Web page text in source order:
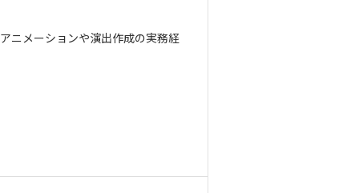
ニメーションや演出作成の実務経